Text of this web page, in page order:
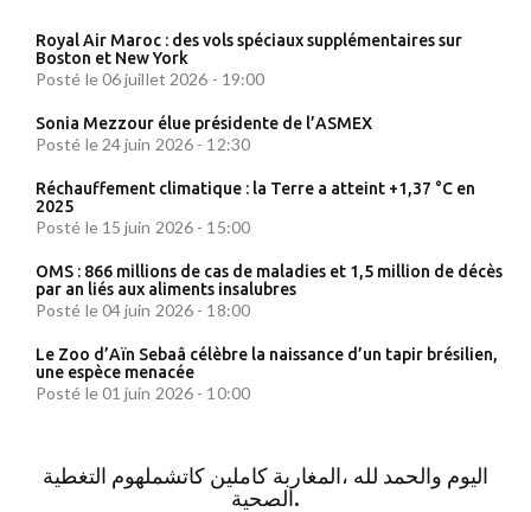
Royal Air Maroc : des vols spéciaux supplémentaires sur
Boston et New York
Posté le 06 juillet 2026 - 19:00
Sonia Mezzour élue présidente de l’ASMEX
Posté le 24 juin 2026 - 12:30
Réchauffement climatique : la Terre a atteint +1,37 °C en
2025
Posté le 15 juin 2026 - 15:00
OMS : 866 millions de cas de maladies et 1,5 million de décès
par an liés aux aliments insalubres
Posté le 04 juin 2026 - 18:00
Le Zoo d’Aïn Sebaâ célèbre la naissance d’un tapir brésilien,
une espèce menacée
Posté le 01 juin 2026 - 10:00
اليوم والحمد لله ،المغاربة كاملين كاتشملهوم التغطية
الصحية.